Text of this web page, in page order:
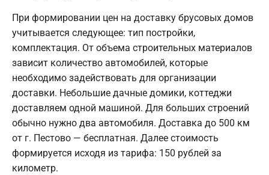
При формировании цен на доставку брусовых домов
учитывается следующее: тип постройки,
комплектация. От объема строительных материалов
зависит количество автомобилей, которые
необходимо задействовать для организации
доставки. Небольшие дачные домики, коттеджи
доставляем одной машиной. Для больших строений
обычно нужно два автомобиля. Доставка до 500 км
от г. Пестово — бесплатная. Далее стоимость
формируется исходя из тарифа: 150 рублей за
километр.